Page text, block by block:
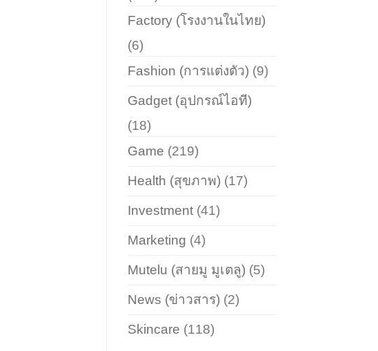
Factory (โรงงานในไทย)
(6)
Fashion (การแต่งตัว) (9)
Gadget (อุปกรณ์ไอที)
(18)
Game (219)
Health (สุขภาพ) (17)
Investment(41)
Marketing (4)
Mutelu (สายมู มูเตลู) (5)
News (ข่าวสาร) (2)
Skincare (118)